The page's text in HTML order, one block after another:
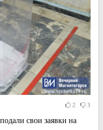
2 3
свои заявки на